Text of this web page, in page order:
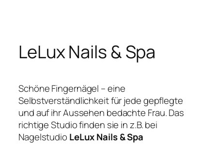
springen
LeLux Nails & Spa
Schöne Fingernägel – eine
Selbstverständlichkeit für jede gepflegte
und auf ihr Aussehen bedachte Frau. Das
richtige Studio finden sie in z.B. bei
Nagelstudio LeLux Nails & Spa